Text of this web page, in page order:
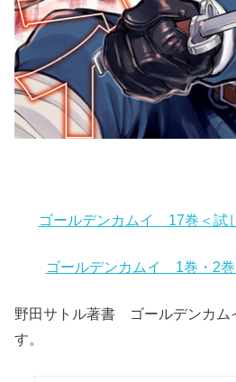
ゴールデンカムイ 17巻＜試
ゴールデンカムイ 1巻・2
野田サトル著書 ゴールデンカ
す。